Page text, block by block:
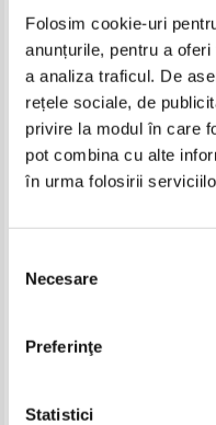
Folosim cookie-uri
anunțurile, pentru a
a analiza traficul. De
rețele sociale, de
privire la modul în care
pot combina cu alte
în urma folosirii
consimțământului
Necesare
Preferinţe
Statistici
J. M. Barrie - Peter Pan
Pret:20,00 Lei
Adaugă în coș